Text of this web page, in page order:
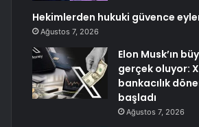
Hekimlerden hukuki güvence
Ağustos 7, 2026
Elon Musk’ın
gerçek oluyor:
bankacılık
başladı
Ağustos 7, 2026